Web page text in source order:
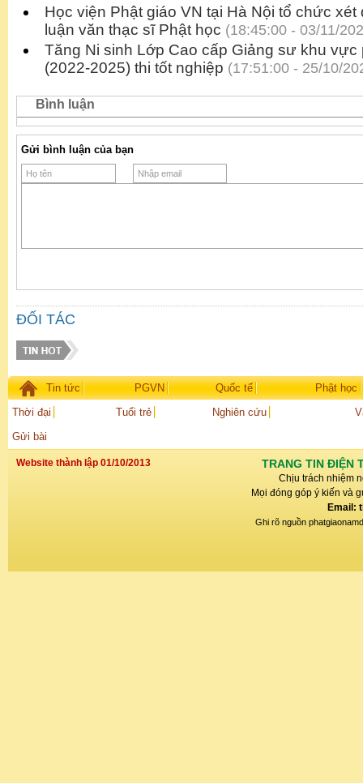
Học viện Phật giáo VN tại Hà Nội tổ chức
luận văn thạc sĩ Phật học (18:45:00 - 03/11/
Tăng Ni sinh Lớp Cao cấp Giảng sư khu vực
(2022-2025) thi tốt nghiệp (17:51:00 - 25/10/
Bình luận
Gửi bình luận của bạn
ĐỐI TÁC
Tin tức PGVN Quốc tế
Phật học
Thời đại
Tuổi trẻ Nghiên cứu
Gửi bài
Website thành lập 01/10/2013 TRANG TIN ĐIỆN
Chịu trách nhiệm
Mọi đóng góp ý kiến và
Email:
Ghi rõ nguồn